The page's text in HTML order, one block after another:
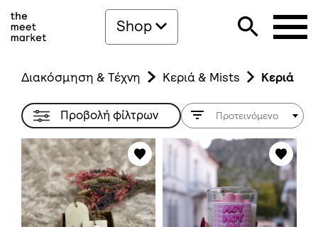
Shop
Διακόσμηση & Τέχνη Κεριά & Mists Κεριά
Προβολή φίλτρων Προτεινόμενο